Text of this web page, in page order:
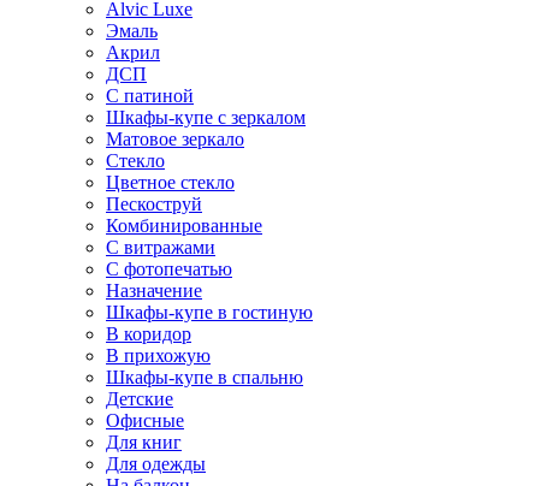
Alvic Luxe
Эмаль
Акрил
ДСП
С патиной
Шкафы-купе с зеркалом
Матовое зеркало
Стекло
Цветное стекло
Пескоструй
Комбинированные
С витражами
С фотопечатью
Назначение
Шкафы-купе в гостиную
В коридор
В прихожую
Шкафы-купе в спальню
Детские
Офисные
Для книг
Для одежды